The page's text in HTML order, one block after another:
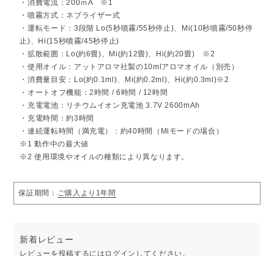
・香りモード3段階（Low / Middle / High）で空間に合わせて調整
可能
・オイルボトルを直接装着して、手軽に香りを切り替え
・マットな質感とシンプルな円筒形デザインが空間に自然に馴染む
※本製品はアットアロマ社製10mlボトル専用です。
※動作時にポンプ音・噴霧音が発生します。
選べる4種の香り
D02 アーバンスカイ
すっきりとしたシトラスとミントが香る、都会的でクリアなブレン
ド。
おすすめの場所：リビング、ワークスペース、玄関
おすすめのシーン：朝のスタートや仕事・勉強中のリフレッシュに
おすすめの気分：シャキッとしたいとき、気分を切り替えたいとき
D16 クワイエットサンセット
り。
おすすめの場所：ベッドルーム、マイルーム、ダイニング
ラベンダーとカモミールの甘く華やかな香りが、心と体を解きほぐ
す。
・消費電流：200ｍA ※1
・噴霧方式：ネブライザー式
・運転モード：3段階 Lo(5秒噴霧/55秒停止)、Mi(10秒噴霧/50秒停
止)、Hi(15秒噴霧/45秒停止)
・拡散範囲：Lo(約6畳)、Mi(約12畳)、Hi(約20畳) ※2
・使用オイル：アットアロマ社製の10mlアロマオイル（別売）
・消費量目安：Lo(約0.1ml)、Mi(約0.2ml)、Hi(約0.3ml)※2
・オートオフ機能：2時間 / 6時間 / 12時間
・充電電池：リチウムイオン充電池 3.7V 2600mAh
・充電時間：約3時間
・連続運転時間（満充電）：約40時間（Miモードの場合）
※1 動作中の最大値
※2 使用環境やオイルの種類により異なります。
保証期間： ご購入より1年間
新着レビュー
レビューを投稿するには ログイン してください。